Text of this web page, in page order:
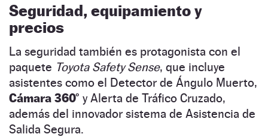
Seguridad, equipamiento y
precios
La seguridad también es protagonista con el
paquete Toyota Safety Sense, que incluye
asistentes como el Detector de Ángulo Muerto,
Cámara 360° y Alerta de Tráfico Cruzado,
además del innovador sistema de Asistencia de
Salida Segura.